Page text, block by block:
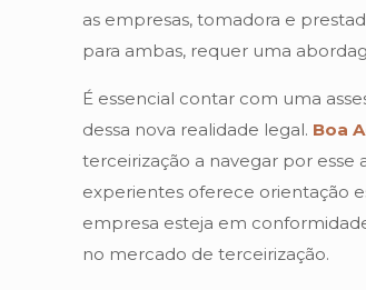
as empresas, tomadora e
para ambas, requer uma
É essencial contar com uma
dessa nova realidade legal. Boa
terceirização a navegar por
experientes oferece orientação
empresa esteja em
no mercado de terceirização.